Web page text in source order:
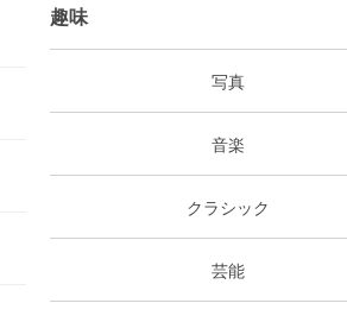
趣味
写真
音楽
クラシック
芸能